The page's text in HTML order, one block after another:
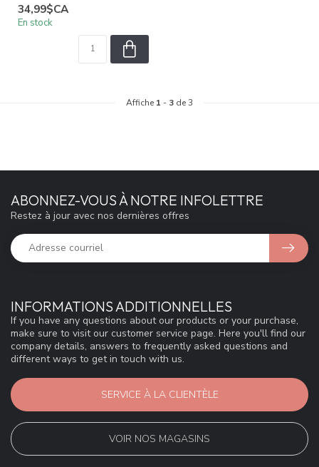
34,99$CA
En stock
Affiche 1 - 3 de 3
INFORMATIONS ADDITIONNELLES
If you have any questions about our products or your purchase,
make sure to visit our customer service page. Here you'll find our
company details, answers to frequently asked questions and
different ways to get in touch with us.
SERVICE À LA CLIENTÈLE
VOIR NOS MAGASINS
ABONNEZ-VOUS À NOTRE INFOLETTRE
Restez à jour avec nos dernières offres